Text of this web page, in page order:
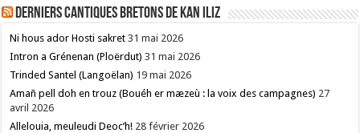
Derniers cantiques bretons de Kan Iliz
Ni hous ador Hosti sakret 31 mai 2026
Intron a Grénenan (Ploërdut) 31 mai 2026
Trinded Santel (Langoëlan) 19 mai 2026
Amañ pell doh en trouz (Bouéh er mæzeù : la voix des campagnes) 27
avril 2026
Allelouia, meuleudi Deoc’h! 28 février 2026